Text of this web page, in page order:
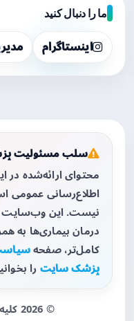
ما را دنبال کنید
اینستاگرام
سلب مسئولیت
محتوای ارائه‌شده
اطلاع‌رسانی عمومی
نیست. این وب‌سایت
درمان بیماری‌ها به
کامل‌تر، صفحه
پزشک سایت را
© 2026 کلیه حقوق محفوظ است.